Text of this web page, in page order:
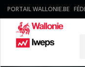
PORTAIL WALLONIE.BE